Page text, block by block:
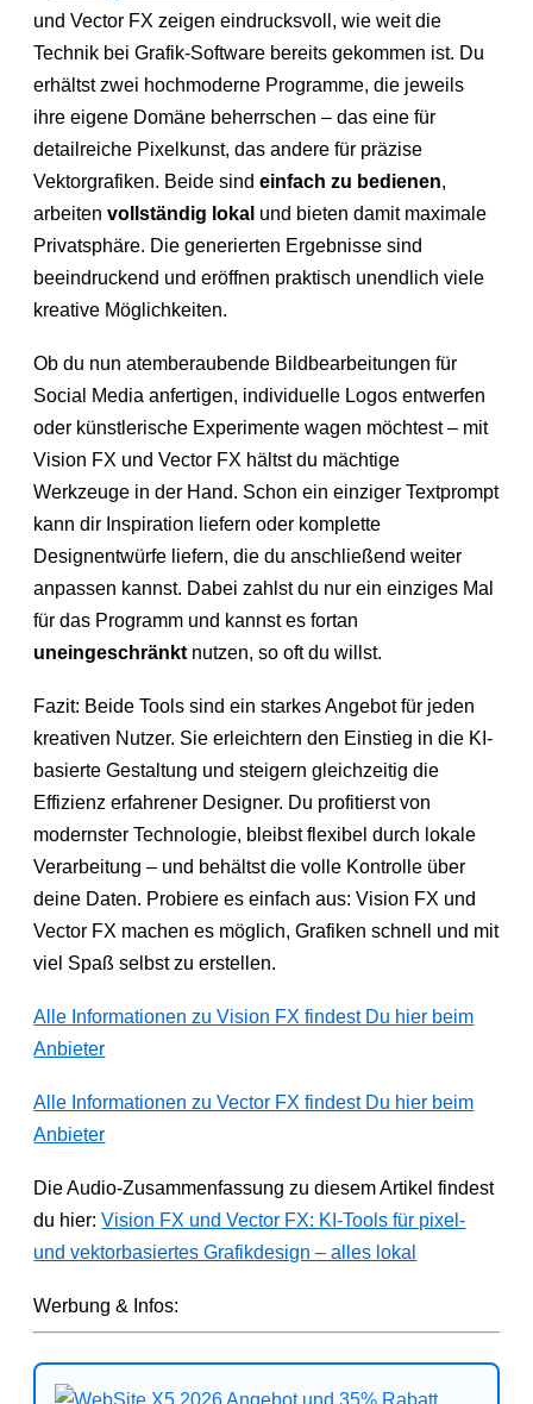
und Vector FX zeigen eindrucksvoll, wie weit die
Technik bei Grafik-Software bereits gekommen ist. Du
erhältst zwei hochmoderne Programme, die jeweils
ihre eigene Domäne beherrschen – das eine für
detailreiche Pixelkunst, das andere für präzise
Vektorgrafiken. Beide sindeinfach zu bedienen,
arbeitenvollständig lokal und bieten damit maximale
Privatsphäre. Die generierten Ergebnisse sind
beeindruckend und eröffnen praktisch unendlich viele
kreative Möglichkeiten.
Ob du nun atemberaubende Bildbearbeitungen für
Social Media anfertigen, individuelle Logos entwerfen
oder künstlerische Experimente wagen möchtest – mit
Vision FX und Vector FX hältst du mächtige
Werkzeuge in der Hand. Schon ein einziger Textprompt
kann dir Inspiration liefern oder komplette
Designentwürfe liefern, die du anschließend weiter
anpassen kannst. Dabei zahlst du nur ein einziges Mal
für das Programm und kannst es fortan
uneingeschränkt nutzen, so oft du willst.
Fazit: Beide Tools sind ein starkes Angebot für jeden
kreativen Nutzer. Sie erleichtern den Einstieg in die KI-
basierte Gestaltung und steigern gleichzeitig die
Effizienz erfahrener Designer. Du profitierst von
modernster Technologie, bleibst flexibel durch lokale
Verarbeitung – und behältst die volle Kontrolle über
deine Daten. Probiere es einfach aus: Vision FX und
Vector FX machen es möglich, Grafiken schnell und mit
viel Spaß selbst zu erstellen.
Alle Informationen zu Vision FX findest Du hier beim
Anbieter
Alle Informationen zu Vector FX findest Du hier beim
Anbieter
Die Audio-Zusammenfassung zu diesem Artikel findest
du hier:Vision FX und Vector FX: KI-Tools für pixel-
und vektorbasiertes Grafikdesign – alles lokal
Werbung & Infos: